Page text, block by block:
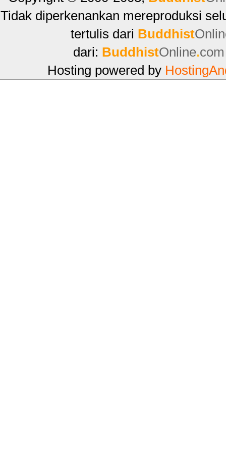
Tidak diperkenankan mereproduksi
tertulis dari Buddhist
dari: BuddhistOnline.com
Hosting powered by